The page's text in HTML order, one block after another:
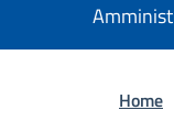
Home